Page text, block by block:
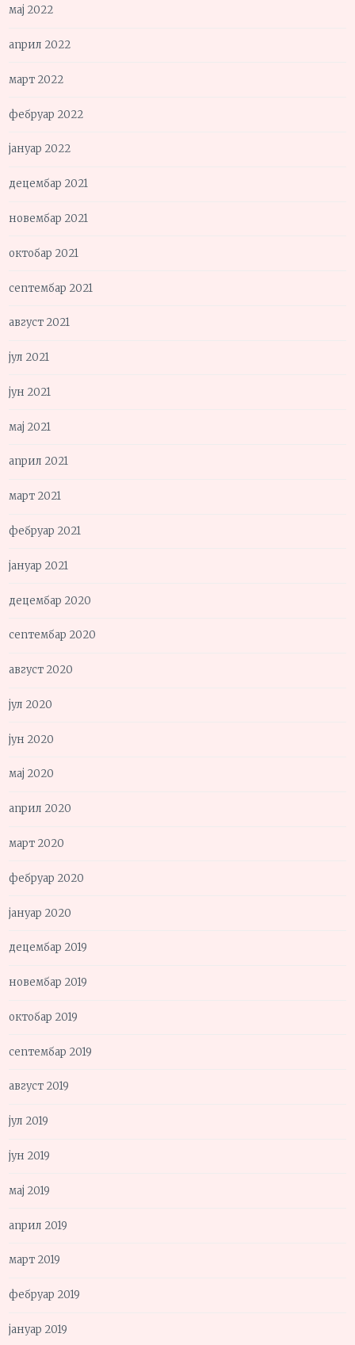
мај 2022
април 2022
март 2022
фебруар 2022
јануар 2022
децембар 2021
новембар 2021
октобар 2021
септембар 2021
август 2021
јул 2021
јун 2021
мај 2021
април 2021
март 2021
фебруар 2021
јануар 2021
децембар 2020
септембар 2020
август 2020
јул 2020
јун 2020
мај 2020
април 2020
март 2020
фебруар 2020
јануар 2020
децембар 2019
новембар 2019
октобар 2019
септембар 2019
август 2019
јул 2019
јун 2019
мај 2019
април 2019
март 2019
фебруар 2019
јануар 2019